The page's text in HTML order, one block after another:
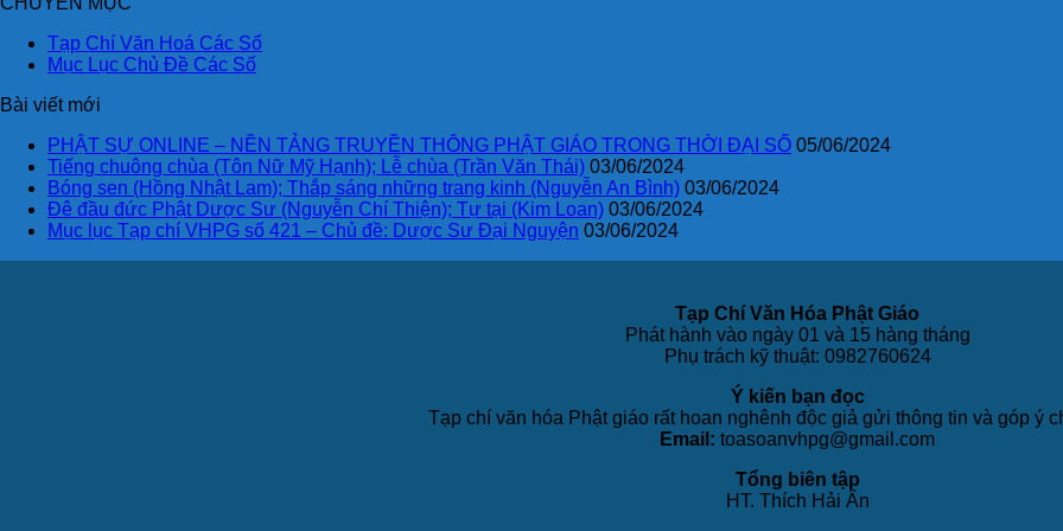
Tạp Chí Văn Hoá Các Số
Mục Lục Chủ Đề Các Số
Bài viết mới
PHẬT SỰ ONLINE – NỀN TẢNG TRUYỀN THÔNG PHẬT GIÁO TRONG THỜI ĐẠI SỐ 05/06/2024
Tiếng chuông chùa (Tôn Nữ Mỹ Hạnh); Lễ chùa (Trần Văn Thái) 03/06/2024
Bóng sen (Hồng Nhật Lam); Thắp sáng những trang kinh (Nguyễn An Bình) 03/06/2024
Đê đầu đức Phật Dược Sư (Nguyễn Chí Thiện); Tự tại (Kim Loan) 03/06/2024
Mục lục Tạp chí VHPG số 421 – Chủ đề: Dược Sư Đại Nguyện 03/06/2024
Tạp Chí Văn Hóa Phật Giáo
Phát hành vào ngày 01 và 15 hàng tháng
Phụ trách kỹ thuật: 0982760624
Ý kiến bạn đọc
Tạp chí văn hóa Phật giáo rất hoan nghênh độc giả gửi thông tin và góp ý
Email: toasoanvhpg@gmail.com
Tổng biên tập
HT. Thích Hải Ấn